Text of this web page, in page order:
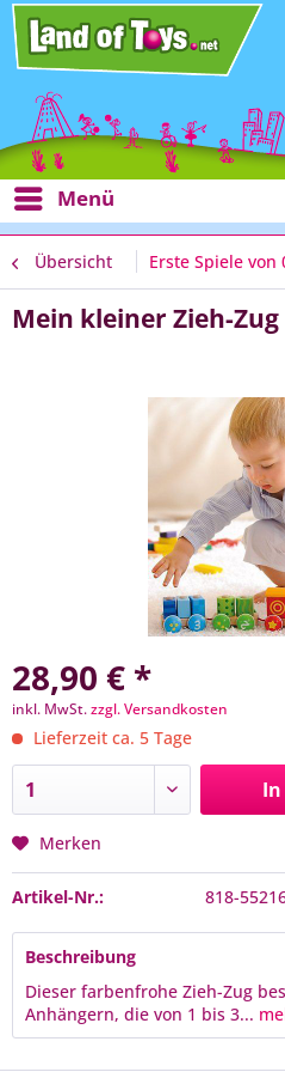
Menü
Übersicht Erste Spiele von
Mein kleiner Zieh-Zug
28,90 € *
inkl. MwSt.zzgl. Versandkosten
Lieferzeit ca. 5 Tage
Merken
Artikel-Nr.: 818-
Beschreibung
Dieser farbenfrohe Zieh-Zug
Anhängern, die von 1 bis 3...